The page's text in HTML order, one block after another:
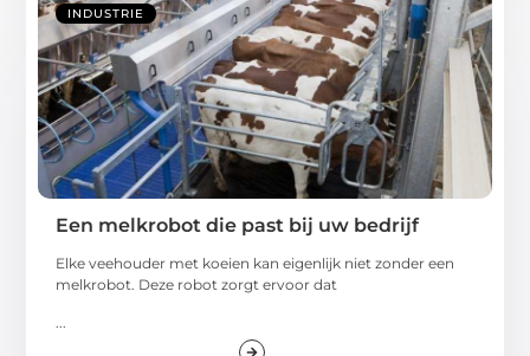
INDUSTRIE
Een melkrobot die past bij uw bedrijf
Elke veehouder met koeien kan eigenlijk niet zonder een
melkrobot. Deze robot zorgt ervoor dat